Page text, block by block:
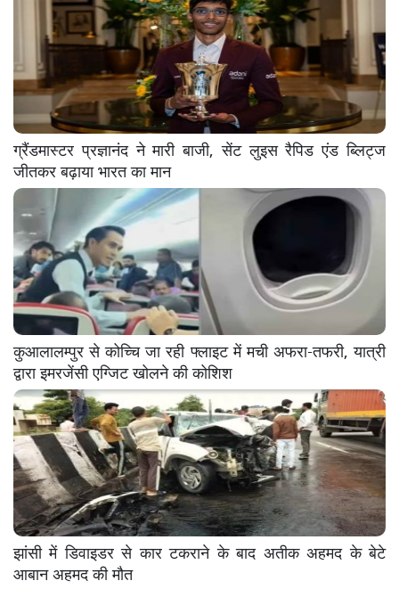
ग्रैंडमास्टर प्रज्ञानंद ने मारी बाजी, सेंट लुइस रैपिड एंड ब्लिट्ज
जीतकर बढ़ाया भारत का मान
कुआलालम्पुर से कोच्चि जा रही फ्लाइट में मची अफरा-तफरी, यात्री
द्वारा इमरजेंसी एग्जिट खोलने की कोशिश
झांसी में डिवाइडर से कार टकराने के बाद अतीक अहमद के बेटे
आबान अहमद की मौत